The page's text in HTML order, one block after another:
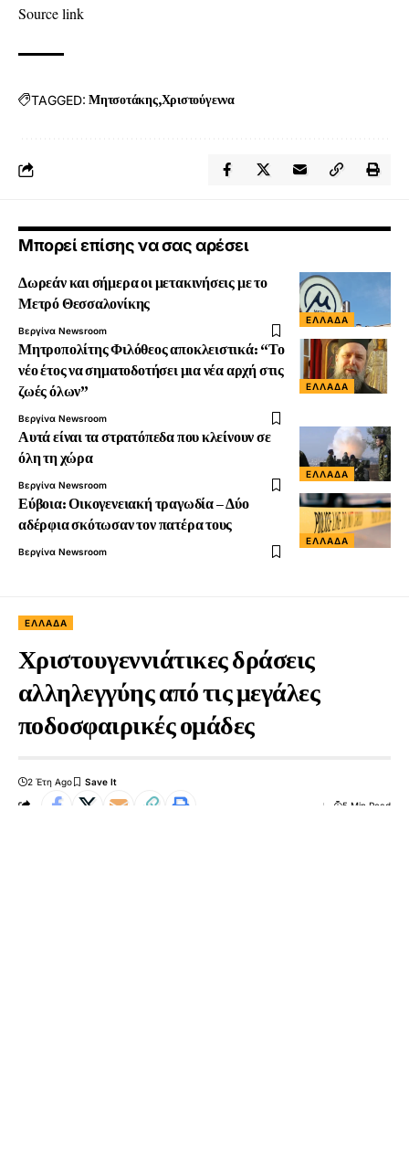
Source link
TAGGED: Μητσοτάκης Χριστούγεννα
Μπορεί επίσης να σας αρέσει
ΕΛΛΆΔΑ
Δωρεάν και σήμερα οι μετακινήσεις με το
Μετρό Θεσσαλονίκης
Βεργίνα Newsroom
ΕΛΛΆΔΑ
Μητροπολίτης Φιλόθεος αποκλειστικά: “Το
νέο έτος να σηματοδοτήσει μια νέα αρχή στις
ζωές όλων”
Βεργίνα Newsroom
ΕΛΛΆΔΑ
Αυτά είναι τα στρατόπεδα που κλείνουν σε
όλη τη χώρα
Βεργίνα Newsroom
ΕΛΛΆΔΑ
Εύβοια: Οικογενειακή τραγωδία – Δύο
αδέρφια σκότωσαν τον πατέρα τους
Βεργίνα Newsroom
ΕΛΛΆΔΑ
Χριστουγεννιάτικες δράσεις
αλληλεγγύης από τις μεγάλες
ποδοσφαιρικές ομάδες
2 Έτη Ago
5 Min Read